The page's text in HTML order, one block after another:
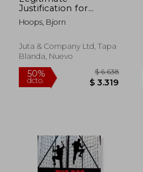
Justification for
Expropriation: A
Comparative Law and
(en Inglés)
Hoops, Bjorn
Juta & Company Ltd, Tapa
Blanda, Nuevo